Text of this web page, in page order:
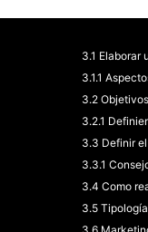
3.1 Elaborar
3.1.1
3.2
3.2.1
3.3 Definir
3.3.1
3.4 Como
3.5